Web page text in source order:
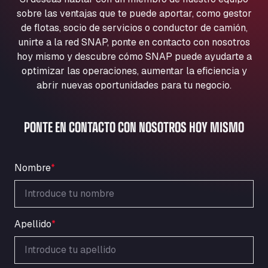
Aqua Ariva GmbH
Marie-Curie-Straße 24, 68219
Aral Autohof Bockel
An der Autobahn 1, 27404
ARAL Autohof Bockenem
Oppelner Str. 1, 31167
Nellinger Str. 24, 89188
ARAL Autohof Preis
ARAL Tankstelle - XXL Truckwash.de
GmbH
Obernburger Str. 127, 63811
Ardleigh South Services
a120 westbound, CO77SL
Area 47 Hermanos Rico
Autovia A4 km 47, 28300
sobre las ventajas que te puede aportar, como gestor
de flotas, socio de servicios o conductor de camión,
unirte a la red SNAP, ponte en contacto con nosotros
hoy mismo y descubre cómo SNAP puede ayudarte a
optimizar las operaciones, aumentar la eficiencia y
abrir nuevas oportunidades para tu negocio.
PONTE EN CONTACTO CON NOSOTROS HOY MISMO
Nombre*
Apellido*